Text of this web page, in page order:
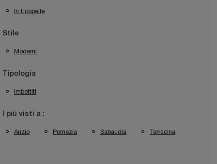
In Ecopelle
Stile
Moderni
Tipologia
Imbottiti
I più visti a :
Anzio Pomezia Sabaudia Terracina